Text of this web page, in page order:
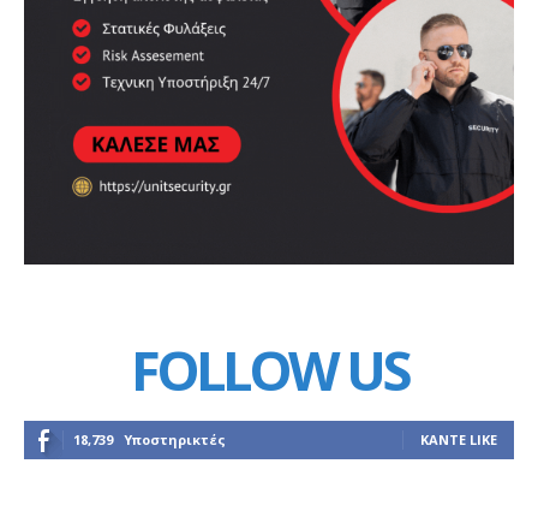
FOLLOW US
18,739 Υποστηρικτές ΚΆΝΤΕ LIKE